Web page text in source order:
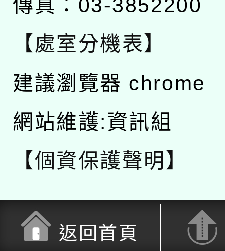
傳真：03-3852200
【處室分機表】
建議瀏覽器 chrome
網站維護:資訊組
【個資保護聲明】
返回首頁